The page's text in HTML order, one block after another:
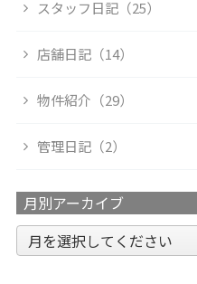
スタッフ日記（25）
店舗日記（14）
物件紹介（29）
管理日記（2）
月別アーカイブ